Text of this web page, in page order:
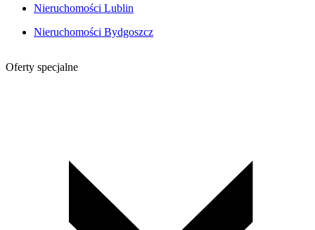
Nieruchomości Lublin
Nieruchomości Bydgoszcz
Oferty specjalne